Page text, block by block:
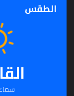
الطقس